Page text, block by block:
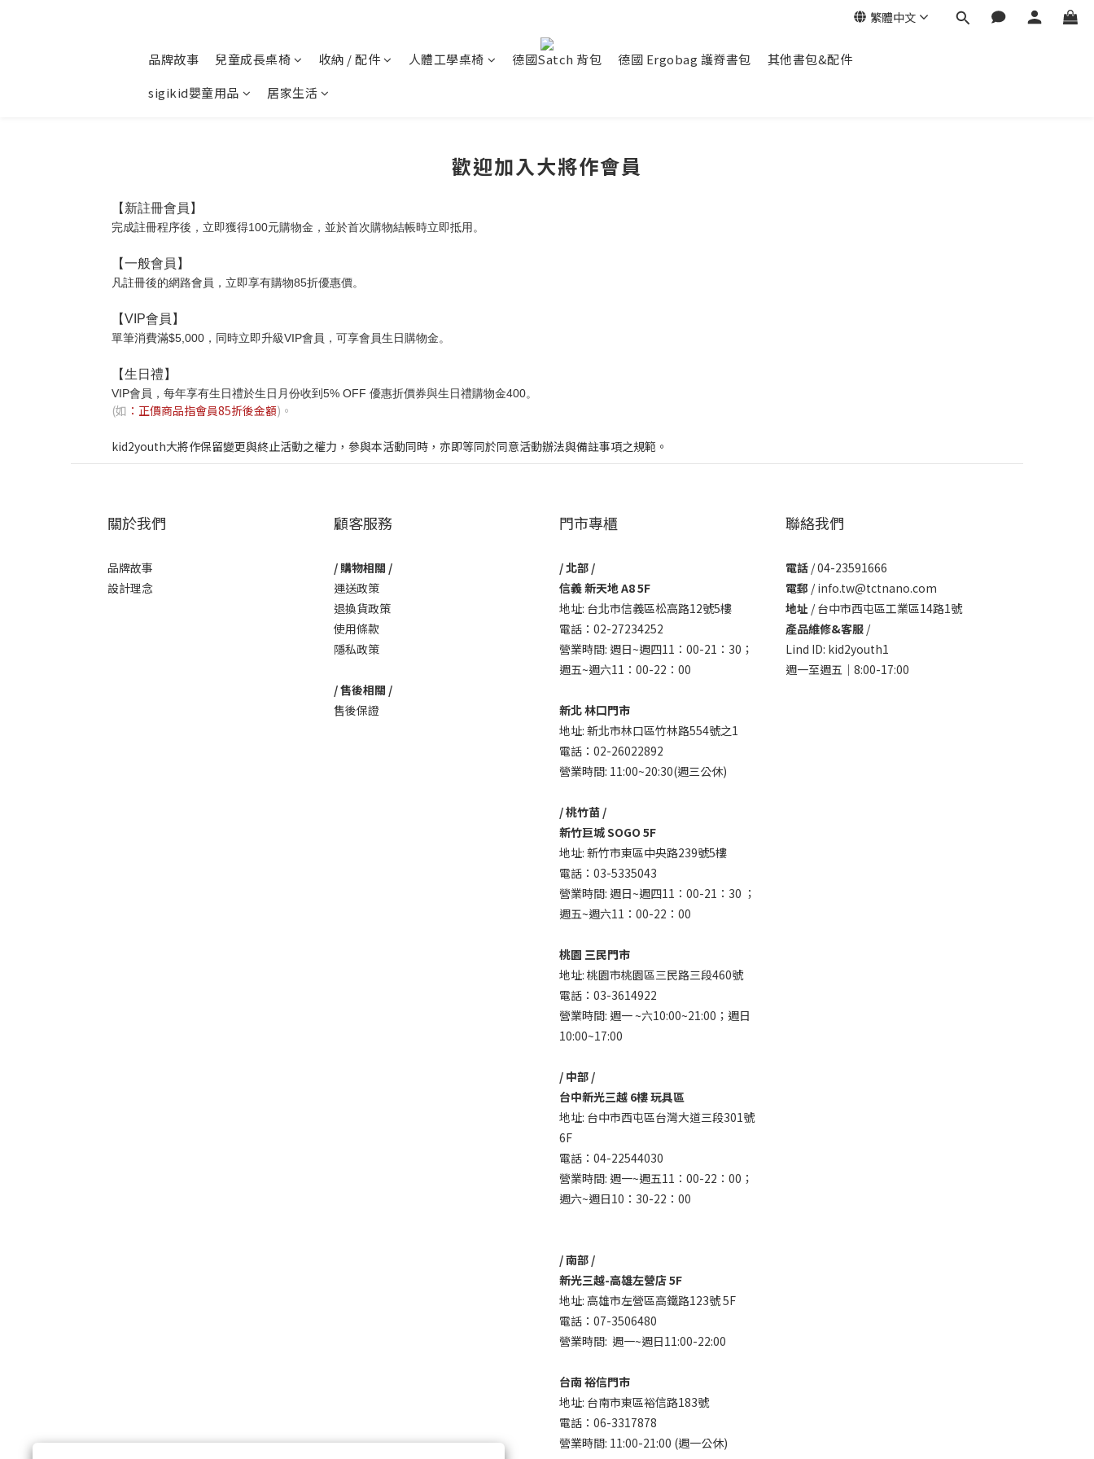
繁體中文
品牌故事 兒童成長桌椅 收納 / 配件 人體工學桌椅 德國Satch 背包 德國 Ergobag 護脊書包
其他書包&配件
sigikid嬰童用品
居家生活
歡迎加入大將作會員
【新註冊會員】
完成註冊程序後，立即獲得100元購物金，並於首次購物結帳時立即抵用。
【一般會員】
凡註冊後的網路會員，立即享有購物85折優惠價。
【VIP會員】
單筆消費滿$5,000，同時立即升級VIP會員，可享會員生日購物金。
【生日禮】
VIP會員，每年享有生日禮於生日月份收到5% OFF 優惠折價券與生日禮購物金400。
(如 ：正價商品指會員85折後金額)。
kid2youth大將作保留變更與終止活動之權力，參與本活動同時，亦即等同於同意活動辦法與備註事項之規範。
關於我們
品牌故事
設計理念
顧客服務
/ 購物相關 /
運送政策
退換貨政策
使用條款
隱私政策
/ 售後相關 /
售後保證
門市專櫃
/ 北部 /
信義 新天地 A8 5F
地址: 台北市信義區松高路12號5樓
電話：02-27234252
營業時間: 週日~週四11：00-21：30；
週五~週六11：00-22：00
新北 林口門市
地址: 新北市林口區竹林路554號之1
電話：02-26022892
營業時間: 11:00~20:30(週三公休)
/ 桃竹苗 /
新竹巨城 SOGO 5F
地址: 新竹市東區中央路239號5樓
電話：03-5335043
營業時間: 週日~週四11：00-21：30 ；
週五~週六11：00-22：00
桃園 三民門市
地址: 桃園市桃園區三民路三段460號
電話：03-3614922
營業時間: 週一 ~六10:00~21:00；週日
10:00~17:00
/ 中部 /
台中新光三越 6樓 玩具區
地址: 台中市西屯區台灣大道三段301號
6F
電話：04-22544030
營業時間: 週一~週五11：00-22：00；
週六~週日10：30-22：00
/ 南部 /
新光三越-高雄左營店 5F
地址: 高雄市左營區高鐵路123號 5F
電話：07-3506480
營業時間: 週一~週日11:00-22:00
台南 裕信門市
地址: 台南市東區裕信路183號
電話：06-3317878
營業時間: 11:00-21:00 (週一公休)
聯絡我們
電話/ 04-23591666
電郵 / info.tw@tctnano.com
地址 / 台中市西屯區工業區14路1號
產品維修&客服/
Lind ID: kid2youth1
週一至週五｜8:00-17:00